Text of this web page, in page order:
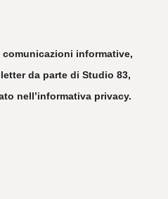
informative,
da parte di Studio 83,
nell’informativa privacy.